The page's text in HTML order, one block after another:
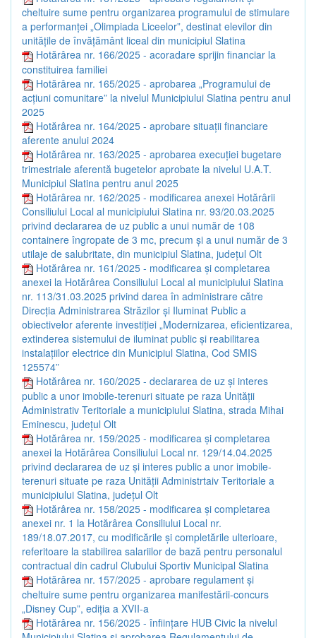
cheltuire sume pentru organizarea programului de stimulare
a performanței „Olimpiada Liceelor”, destinat elevilor din
unitățile de învățământ liceal din municipiul Slatina
Hotărârea nr. 166/2025 - acoradare sprijin financiar la
constituirea familiei
Hotărârea nr. 165/2025 - aprobarea „Programului de
acțiuni comunitare” la nivelul Municipiului Slatina pentru anul
2025
Hotărârea nr. 164/2025 - aprobare situații financiare
aferente anului 2024
Hotărârea nr. 163/2025 - aprobarea execuției bugetare
trimestriale aferentă bugetelor aprobate la nivelul U.A.T.
Municipiul Slatina pentru anul 2025
Hotărârea nr. 162/2025 - modificarea anexei Hotărârii
Consiliului Local al municipiului Slatina nr. 93/20.03.2025
privind declararea de uz public a unui număr de 108
containere îngropate de 3 mc, precum și a unui număr de 3
utilaje de salubritate, din municipiul Slatina, județul Olt
Hotărârea nr. 161/2025 - modificarea și completarea
anexei la Hotărârea Consiliului Local al municipiului Slatina
nr. 113/31.03.2025 privind darea în administrare către
Direcția Administrarea Străzilor și Iluminat Public a
obiectivelor aferente investiției „Modernizarea, eficientizarea,
extinderea sistemului de iluminat public și reabilitarea
instalațiilor electrice din Municipiul Slatina, Cod SMIS
125574”
Hotărârea nr. 160/2025 - declararea de uz și interes
public a unor imobile-terenuri situate pe raza Unității
Administrativ Teritoriale a municipiului Slatina, strada Mihai
Eminescu, județul Olt
Hotărârea nr. 159/2025 - modificarea și completarea
anexei la Hotărârea Consiliului Local nr. 129/14.04.2025
privind declararea de uz și interes public a unor imobile-
terenuri situate pe raza Unității Administrtaiv Teritoriale a
municipiului Slatina, județul Olt
Hotărârea nr. 158/2025 - modificarea și completarea
anexei nr. 1 la Hotărârea Consiliului Local nr.
189/18.07.2017, cu modificările și completările ulterioare,
referitoare la stabilirea salariilor de bază pentru personalul
contractual din cadrul Clubului Sportiv Municipal Slatina
Hotărârea nr. 157/2025 - aprobare regulament și
cheltuire sume pentru organizarea manifestării-concurs
„Disney Cup”, ediția a XVII-a
Hotărârea nr. 156/2025 - înființare HUB Civic la nivelul